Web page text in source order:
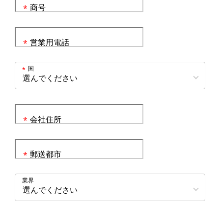
商号
*
営業用電話
*
国
*
会社住所
*
郵送都市
*
業界